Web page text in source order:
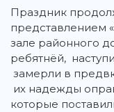
Праздник
представлением
зале районного
ребятнёй,
замерли в
их надежды
которые